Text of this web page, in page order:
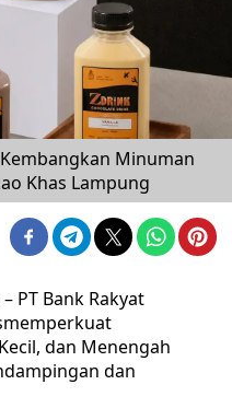
Minuman
Khas Lampung
PT Bank Rakyat
dan Menengah
dan